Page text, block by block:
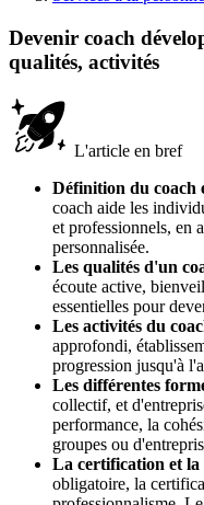
Devenir coach
qualités, activités
L'article en bref
Définition du coach
coach aide les
et professionnels, en
personnalisée.
Les qualités d'un
écoute active,
essentielles pour
Les activités du
approfondi,
progression jusqu'à
Les différentes
collectif, et
performance, la
groupes ou
La certification et la
obligatoire, la